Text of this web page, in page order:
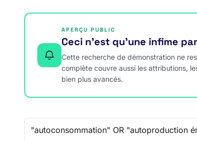
APERÇU PUBLIC
Ceci n’est qu’une infime
Cette recherche de démonstration ne
complète couvre aussi les attributions,
bien plus avancés.